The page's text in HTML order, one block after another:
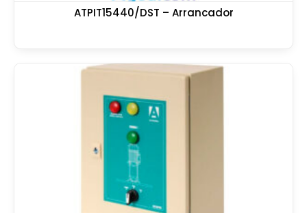
ATPIT15440/DST – Arrancador